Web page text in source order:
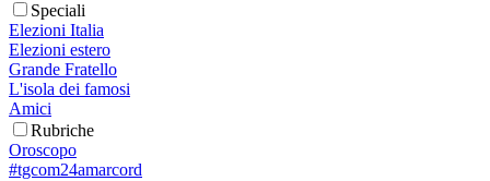
Speciali
Elezioni Italia
Elezioni estero
Grande Fratello
L'isola dei famosi
Amici
Rubriche
Oroscopo
#tgcom24amarcord